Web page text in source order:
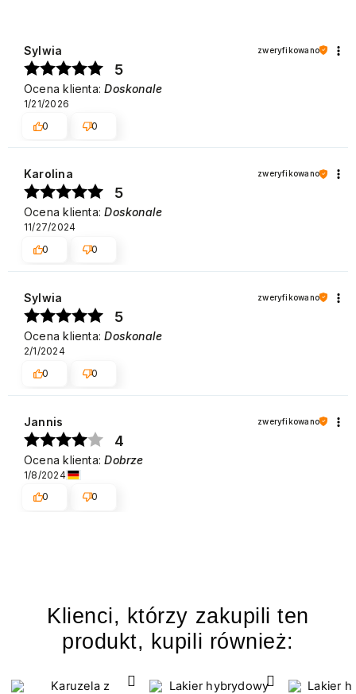
Sylwia zweryfikowano
5
Ocena klienta:Doskonale
1/21/2026
0
0
Karolina zweryfikowano
5
Ocena klienta:Doskonale
11/27/2024
0
0
Sylwia zweryfikowano
5
Ocena klienta:Doskonale
2/1/2024
0
0
Jannis zweryfikowano
4
Ocena klienta:Dobrze
1/8/2024
0
0
Klienci, którzy zakupili ten
produkt, kupili również: